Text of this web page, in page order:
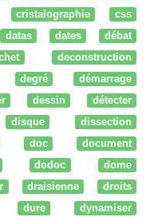
cristalographie
css
datas dates
débat
deconstruction
degré
démarrage
dessin
détecter
disque
dissection
doc
document
dodoc
dome
draisienne
droits
dure
dynamiser